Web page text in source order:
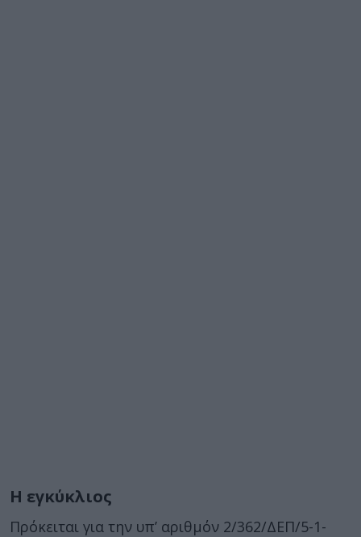
Η εγκύκλιος
Πρόκειται για την υπ’ αριθμόν 2/362/ΔΕΠ/5-1-